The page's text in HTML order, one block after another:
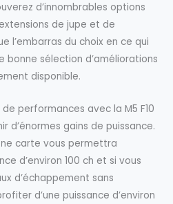
d’innombrables options
de jupe et de
l’embarras du choix en ce qui
bonne sélection d’améliorations
disponible.
performances avec la M5 F10
d’énormes gains de puissance.
carte vous permettra
d’environ 100 ch et si vous
d’échappement sans
d’une puissance d’environ